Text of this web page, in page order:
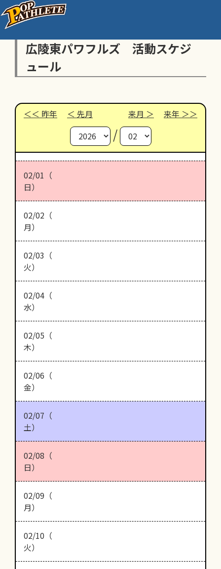
広陵東パワフルズ 活動スケジ
ュール
昨年 先月 来月 来年
/
02/01（
日）
02/02（
月）
02/03（
火）
02/04（
水）
02/05（
木）
02/06（
金）
02/07（
土）
02/08（
日）
02/09（
月）
02/10（
火）